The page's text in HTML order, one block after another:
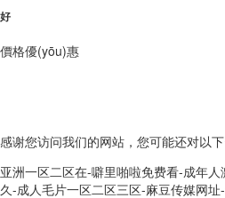
好
價格優(yōu)惠
感谢您访问我们的网站，您可能还对以下
亚洲一区二区在-噼里啪啦免费看-成年
久-成人毛片一区二区三区-麻豆传媒网